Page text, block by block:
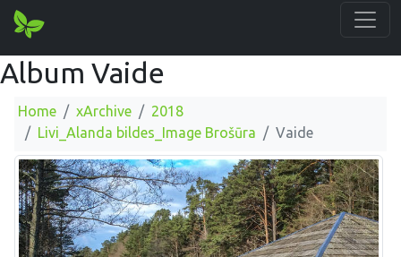
Album Vaide
Home xArchive
2018
Livi_Alanda bildes_Image Brošūra
Vaide